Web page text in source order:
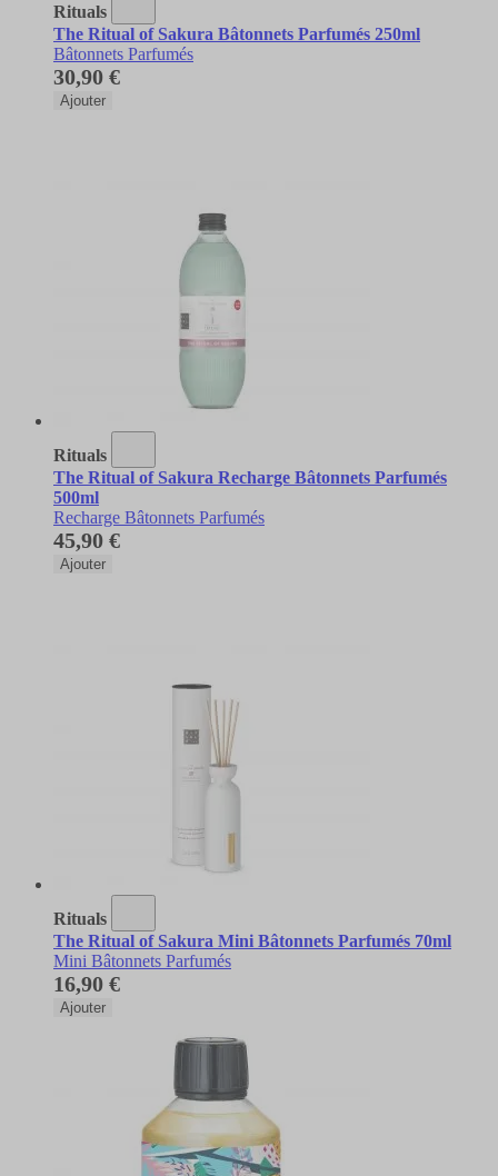
Rituals
The Ritual of Sakura Bâtonnets Parfumés 250ml
Bâtonnets Parfumés
30,90 €
Ajouter
Rituals
The Ritual of Sakura Recharge Bâtonnets Parfumés
500ml
Recharge Bâtonnets Parfumés
45,90 €
Ajouter
Rituals
The Ritual of Sakura Mini Bâtonnets Parfumés 70ml
Mini Bâtonnets Parfumés
16,90 €
Ajouter